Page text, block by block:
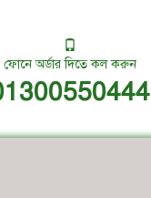
ফোনে অর্ডার দিতে কল করুন